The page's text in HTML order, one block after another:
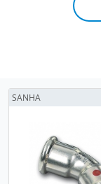
SANHA